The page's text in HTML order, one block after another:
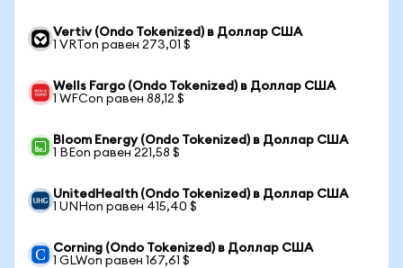
Vertiv (Ondo Tokenized) в Доллар США
1 VRTon равен 273,01 $
Wells Fargo (Ondo Tokenized) в Доллар США
1 WFCon равен 88,12 $
Bloom Energy (Ondo Tokenized) в Доллар США
1 BEon равен 221,58 $
UnitedHealth (Ondo Tokenized) в Доллар США
1 UNHon равен 415,40 $
Corning (Ondo Tokenized) в Доллар США
1 GLWon равен 167,61 $